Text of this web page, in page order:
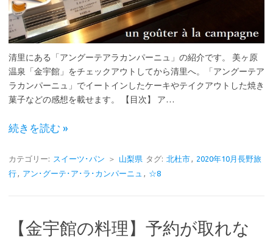
清里にある「アングーテアラカンパーニュ」の紹介です。 美ヶ原
温泉「金宇館」をチェックアウトしてから清里へ。「アングーテア
ラカンパーニュ」でイートインしたケーキやテイクアウトした焼き
菓子などの感想を載せます。 【目次】 ア…
続きを読む »
カテゴリー: スイーツ･パン ＞ 山梨県 タグ: 北杜市, 2020年10月長野旅
行, アン･グーテ･ア･ラ･カンパーニュ , ☆8
【金宇館の料理】予約が取れな